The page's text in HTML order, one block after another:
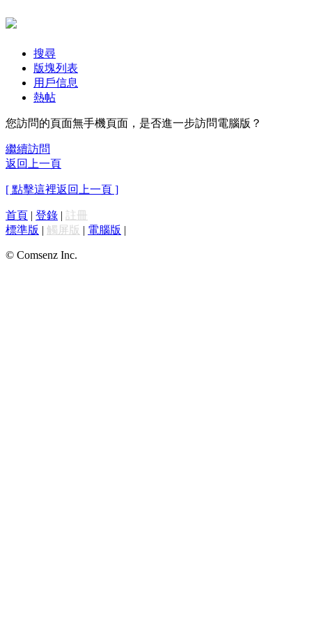
搜尋
版塊列表
用戶信息
熱帖
您訪問的頁面無手機頁面，是否進一步訪問電腦版？
繼續訪問
返回上一頁
[ 點擊這裡返回上一頁 ]
首頁 | 登錄 | 註冊
標準版 | 觸屏版 | 電腦版 |
© Comsenz Inc.